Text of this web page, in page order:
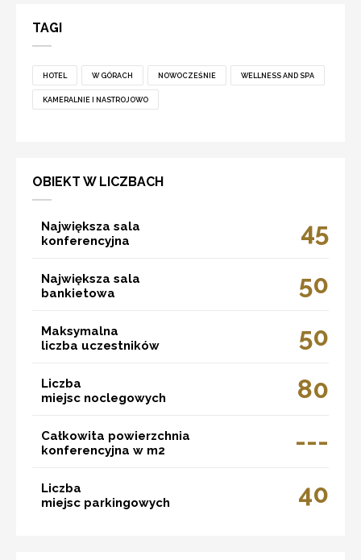
TAGI
HOTEL W GÓRACH NOWOCZEŚNIE WELLNESS AND SPA
KAMERALNIE I NASTROJOWO
OBIEKT W LICZBACH
Największa sala
konferencyjna
45
Największa sala
bankietowa
50
Maksymalna
liczba uczestników
50
Liczba
miejsc noclegowych
80
Całkowita powierzchnia
konferencyjna w m2
---
Liczba
miejsc parkingowych
40